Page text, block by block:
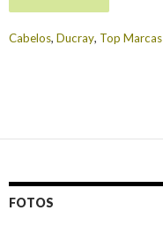
Cabelos, Ducray, Top Marcas
FOTOS